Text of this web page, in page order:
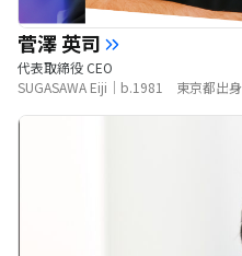
菅澤 英司
代表取締役 CEO
SUGASAWA Eiji｜b.1981 東京都出身